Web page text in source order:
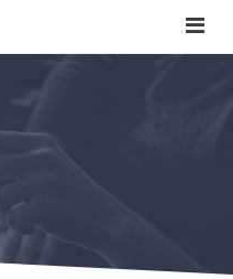
in de buurt?
+
+